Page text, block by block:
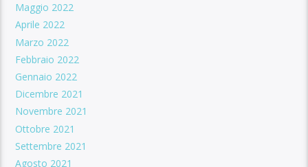
Maggio 2022
Aprile 2022
Marzo 2022
Febbraio 2022
Gennaio 2022
Dicembre 2021
Novembre 2021
Ottobre 2021
Settembre 2021
Agosto 2021